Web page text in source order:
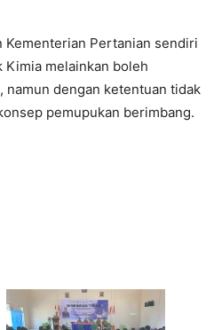
Kementerian Pertanian sendiri
Kimia melainkan boleh
namun dengan ketentuan tidak
pemupukan berimbang.